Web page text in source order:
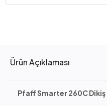
Ürün Açıklaması
Pfaff Smarter 260C Dikiş